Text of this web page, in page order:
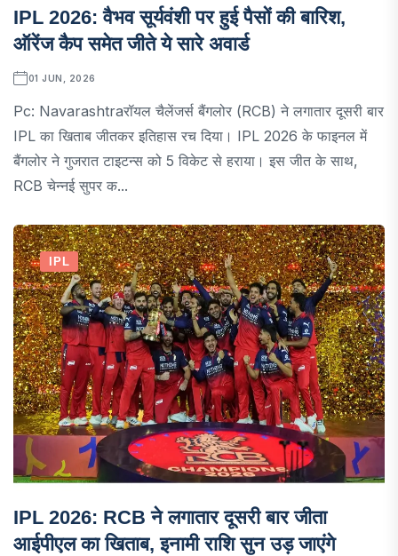
IPL 2026: वैभव सूर्यवंशी पर हुई पैसों की बारिश,
ऑरेंज कैप समेत जीते ये सारे अवार्ड
01 JUN, 2026
Pc: Navarashtraरॉयल चैलेंजर्स बैंगलोर (RCB) ने लगातार दूसरी बार
IPL का खिताब जीतकर इतिहास रच दिया। IPL 2026 के फाइनल में
बैंगलोर ने गुजरात टाइटन्स को 5 विकेट से हराया। इस जीत के साथ,
RCB चेन्नई सुपर क...
IPL
IPL 2026: RCB ने लगातार दूसरी बार जीता
आईपीएल का खिताब, इनामी राशि सुन उड़ जाएंगे